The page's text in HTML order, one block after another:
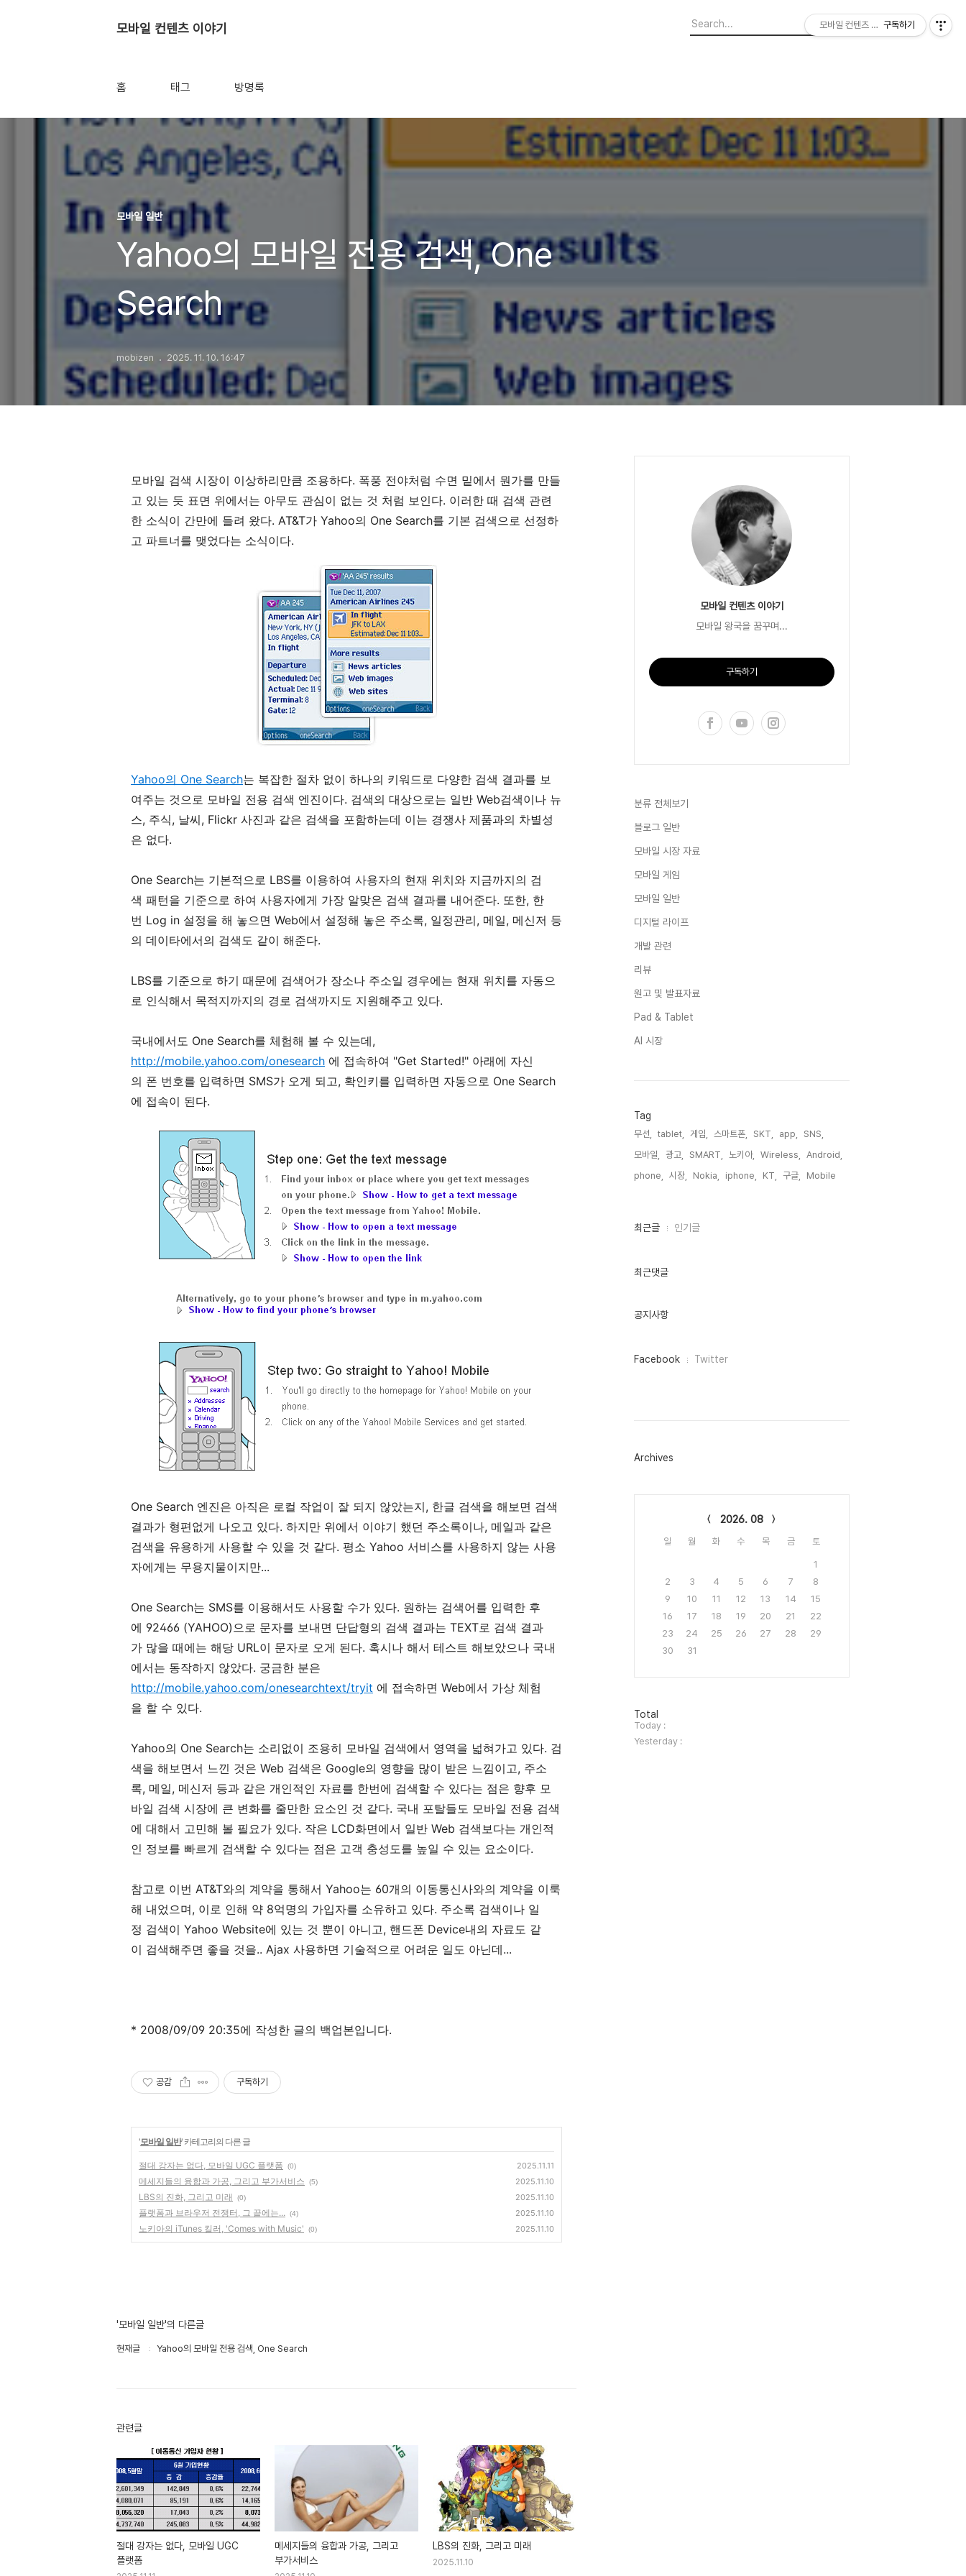
모바일 컨텐츠 이야기
홈 태그 방명록
모바일 일반
Yahoo의 모바일 전용 검색, One
Search
mobizen 2025. 11. 10. 16:47
모바일 검색 시장이 이상하리만큼 조용하다. 폭풍 전야처럼 수면 밑에서 뭔가를 만들
고 있는 듯 표면 위에서는 아무도 관심이 없는 것 처럼 보인다. 이러한 때 검색 관련
한 소식이 간만에 들려 왔다. AT&T가 Yahoo의 One Search를 기본 검색으로 선정하
고 파트너를 맺었다는 소식이다.
Yahoo의 One Search는 복잡한 절차 없이 하나의 키워드로 다양한 검색 결과를 보
여주는 것으로 모바일 전용 검색 엔진이다. 검색의 대상으로는 일반 Web검색이나 뉴
스, 주식, 날씨, Flickr 사진과 같은 검색을 포함하는데 이는 경쟁사 제품과의 차별성
은 없다.
One Search는 기본적으로 LBS를 이용하여 사용자의 현재 위치와 지금까지의 검
색 패턴을 기준으로 하여 사용자에게 가장 알맞은 검색 결과를 내어준다. 또한, 한
번 Log in 설정을 해 놓으면 Web에서 설정해 놓은 주소록, 일정관리, 메일, 메신저 등
의 데이타에서의 검색도 같이 해준다.
LBS를 기준으로 하기 때문에 검색어가 장소나 주소일 경우에는 현재 위치를 자동으
로 인식해서 목적지까지의 경로 검색까지도 지원해주고 있다.
국내에서도 One Search를 체험해 볼 수 있는데,
http://mobile.yahoo.com/onesearch 에 접속하여 "Get Started!" 아래에 자신
의 폰 번호를 입력하면 SMS가 오게 되고, 확인키를 입력하면 자동으로 One Search
에 접속이 된다.
One Search 엔진은 아직은 로컬 작업이 잘 되지 않았는지, 한글 검색을 해보면 검색
결과가 형편없게 나오고 있다. 하지만 위에서 이야기 했던 주소록이나, 메일과 같은
검색을 유용하게 사용할 수 있을 것 같다. 평소 Yahoo 서비스를 사용하지 않는 사용
자에게는 무용지물이지만...
One Search는 SMS를 이용해서도 사용할 수가 있다. 원하는 검색어를 입력한 후
에 92466 (YAHOO)으로 문자를 보내면 단답형의 검색 결과는 TEXT로 검색 결과
가 많을 때에는 해당 URL이 문자로 오게 된다. 혹시나 해서 테스트 해보았으나 국내
에서는 동작하지 않았다. 궁금한 분은
http://mobile.yahoo.com/onesearchtext/tryit 에 접속하면 Web에서 가상 체험
을 할 수 있다.
Yahoo의 One Search는 소리없이 조용히 모바일 검색에서 영역을 넓혀가고 있다. 검
색을 해보면서 느낀 것은 Web 검색은 Google의 영향을 많이 받은 느낌이고, 주소
록, 메일, 메신저 등과 같은 개인적인 자료를 한번에 검색할 수 있다는 점은 향후 모
바일 검색 시장에 큰 변화를 줄만한 요소인 것 같다. 국내 포탈들도 모바일 전용 검색
에 대해서 고민해 볼 필요가 있다. 작은 LCD화면에서 일반 Web 검색보다는 개인적
인 정보를 빠르게 검색할 수 있다는 점은 고객 충성도를 높일 수 있는 요소이다.
참고로 이번 AT&T와의 계약을 통해서 Yahoo는 60개의 이동통신사와의 계약을 이룩
해 내었으며, 이로 인해 약 8억명의 가입자를 소유하고 있다. 주소록 검색이나 일
정 검색이 Yahoo Website에 있는 것 뿐이 아니고, 핸드폰 Device내의 자료도 같
이 검색해주면 좋을 것을.. Ajax 사용하면 기술적으로 어려운 일도 아닌데...
* 2008/09/09 20:35에 작성한 글의 백업본입니다.
공감 구독하기
'모바일 일반' 카테고리의 다른 글
절대 강자는 없다, 모바일 UGC 플랫폼 (0) 2025.11.11
메세지들의 융합과 가공, 그리고 부가서비스 (5) 2025.11.10
LBS의 진화, 그리고 미래 (0) 2025.11.10
플랫폼과 브라우저 전쟁터, 그 끝에는... (4) 2025.11.10
노키아의 iTunes 킬러, 'Comes with Music' (0) 2025.11.10
'모바일 일반'의 다른글
현재글 Yahoo의 모바일 전용 검색, One Search
관련글
절대 강자는 없다, 모바일 UGC
플랫폼
메세지들의 융합과 가공, 그리고
부가서비스
LBS의 진화, 그리고 미래
2025.11.10
모바일 컨텐츠 이야기
모바일 왕국을 꿈꾸며...
구독하기
분류 전체보기
블로그 일반
모바일 시장 자료
모바일 게임
모바일 일반
디지털 라이프
개발 관련
리뷰
원고 및 발표자료
Pad & Tablet
AI 시장
Tag
무선, tablet, 게임, 스마트폰, SKT, app,
SNS,
모바일,
광고, SMART, 노키아, Wireless,
Android,
phone,
시장, Nokia, iphone, KT, 구글, Mobile,
최
인
최근글 인기글
최근댓글
공지사항
페
그
Facebook Twitter
Archives
2026. 08
일 월 화 수 목 금 토
1
2
3 4 5 6 7
8
9
10 11 12 13 14
15
16
17 18 19 20 21
22
23
24 25 26 27 28
29
30
31
방
문
자
수
Total
Today :
Yesterday :
모바일 컨텐츠 이야기구독하기